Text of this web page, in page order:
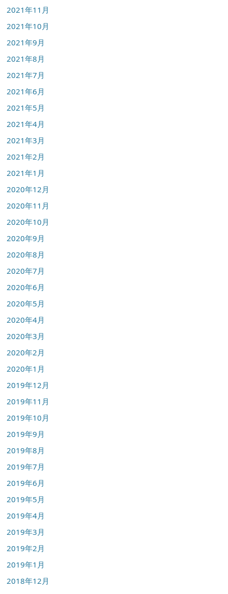
2021年11月
2021年10月
2021年9月
2021年8月
2021年7月
2021年6月
2021年5月
2021年4月
2021年3月
2021年2月
2021年1月
2020年12月
2020年11月
2020年10月
2020年9月
2020年8月
2020年7月
2020年6月
2020年5月
2020年4月
2020年3月
2020年2月
2020年1月
2019年12月
2019年11月
2019年10月
2019年9月
2019年8月
2019年7月
2019年6月
2019年5月
2019年4月
2019年3月
2019年2月
2019年1月
2018年12月